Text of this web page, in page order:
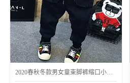
2020春秋冬款男女童束脚裤缩口小脚牛仔裤儿童宝宝长裤A930033